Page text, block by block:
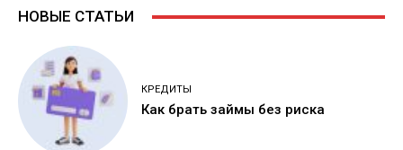
НОВЫЕ СТАТЬИ
КРЕДИТЫ
Как брать займы без риска